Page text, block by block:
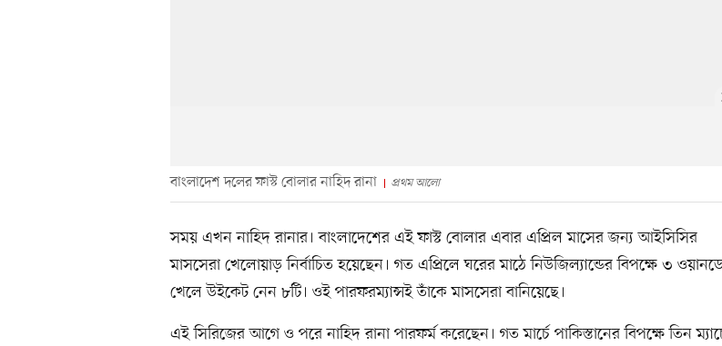
বাংলাদেশ দলের ফাস্ট বোলার নাহিদ রানা প্রথম আলো
সময় এখন নাহিদ রানার। বাংলাদেশের এই ফাস্ট বোলার এবার এপ্রিল মাসের জন্য আইসিসির
মাসসেরা খেলোয়াড় নির্বাচিত হয়েছেন। গত এপ্রিলে ঘরের মাঠে নিউজিল্যান্ডের বিপক্ষে ৩
খেলে উইকেট নেন ৮টি। ওই পারফরম্যান্সই তাঁকে মাসসেরা বানিয়েছে।
এই সিরিজের আগে ও পরে নাহিদ রানা পারফর্ম করেছেন। গত মার্চে পাকিস্তানের বিপক্ষে তিন